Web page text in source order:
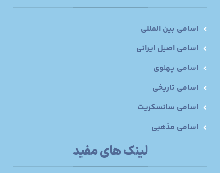
اسامی بین المللی
اسامی اصیل ایرانی
اسامی پهلوی
اسامی تاریخی
اسامی سانسکریت
اسامی مذهبی
لینک های مفید